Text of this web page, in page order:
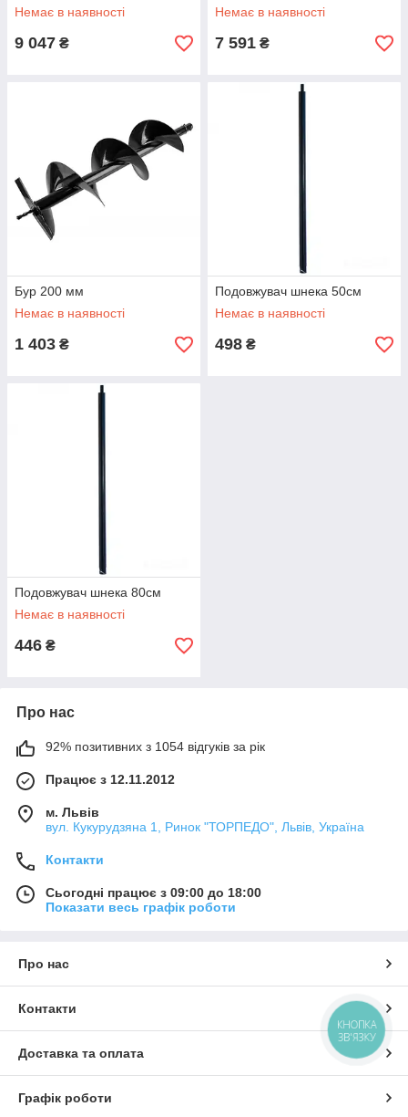
Немає в наявності
9 047 ₴
Немає в наявності
7 591 ₴
Бур 200 мм
Немає в наявності
1 403 ₴
Подовжувач шнека 50см
Немає в наявності
498 ₴
Подовжувач шнека 80см
Немає в наявності
446 ₴
Про нас
92% позитивних з 1054 відгуків за рік
Працює з 12.11.2012
м. Львів
вул. Кукурудзяна 1, Ринок "ТОРПЕДО", Львів, Україна
Контакти
Сьогодні працює з 09:00 до 18:00
Показати весь графік роботи
Про нас
Контакти
Доставка та оплата
Графік роботи
КНОПКА
ЗВ'ЯЗКУ